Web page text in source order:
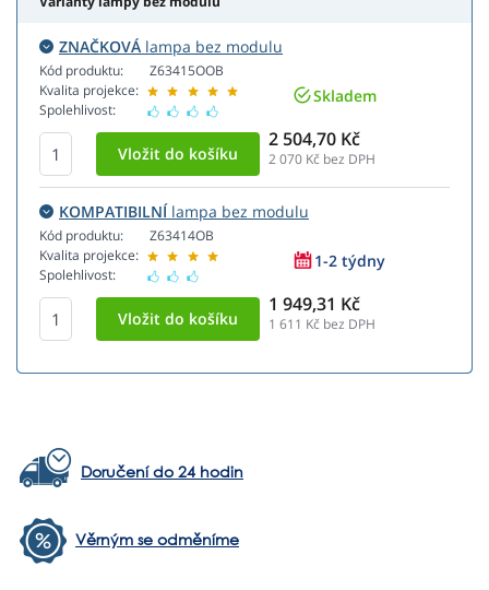
ZNAČKOVÁ lampa bez modulu
Kód produktu:
Kvalita projekce:
Spolehlivost:
Z63415OOB
Skladem
2 504,70 Kč
2 070 Kč bez DPH
KOMPATIBILNÍlampa bez modulu
Kód produktu:
Kvalita projekce:
Spolehlivost:
Z63414OB
1-2 týdny
1 949,31 Kč
1 611 Kč bez DPH
Doručení do 24 hodin
Věrným se odměníme